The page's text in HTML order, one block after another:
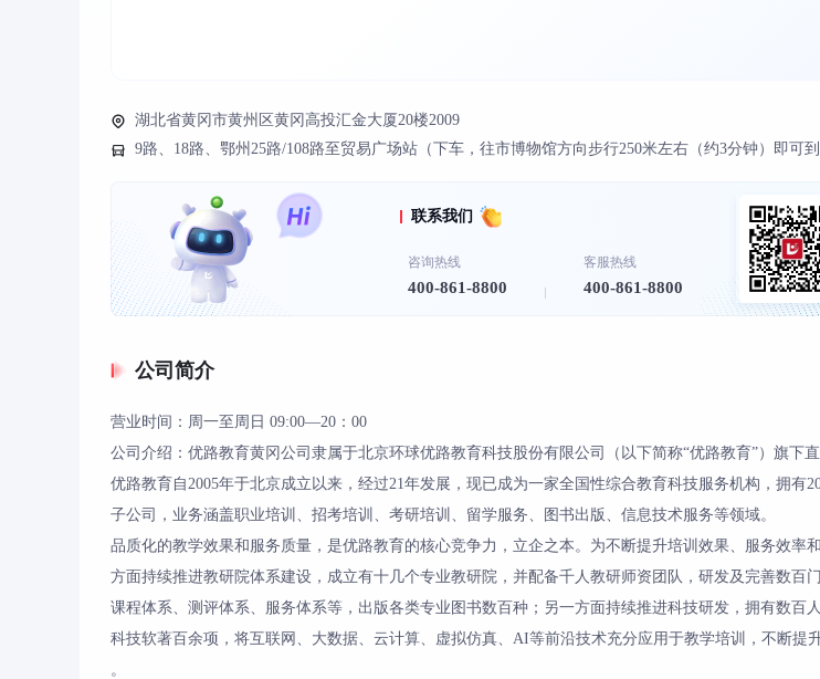
湖北省黄冈市黄州区黄冈高投汇金大厦20楼2009
9路、18路、鄂州25路/108路至贸易广场站（下车，往市博物馆方向步行250米左右（约3分钟）即可
联系我们
咨询热线
400-861-8800
客服热线
400-861-8800
公司简介
营业时间：周一至周日 09:00—20：00
公司介绍：优路教育黄冈公司隶属于北京环球优路教育科技股份有限公司（以下简称“优路教育”）旗下直
优路教育自2005年于北京成立以来，经过21年发展，现已成为一家全国性综合教育科技服务机构，拥有
子公司，业务涵盖职业培训、招考培训、考研培训、留学服务、图书出版、信息技术服务等领域。
品质化的教学效果和服务质量，是优路教育的核心竞争力，立企之本。为不断提升培训效果、服务效率
方面持续推进教研院体系建设，成立有十几个专业教研院，并配备千人教研师资团队，研发及完善数百
课程体系、测评体系、服务体系等，出版各类专业图书数百种；另一方面持续推进科技研发，拥有数百
科技软著百余项，将互联网、大数据、云计算、虚拟仿真、AI等前沿技术充分应用于教学培训，不断提
。